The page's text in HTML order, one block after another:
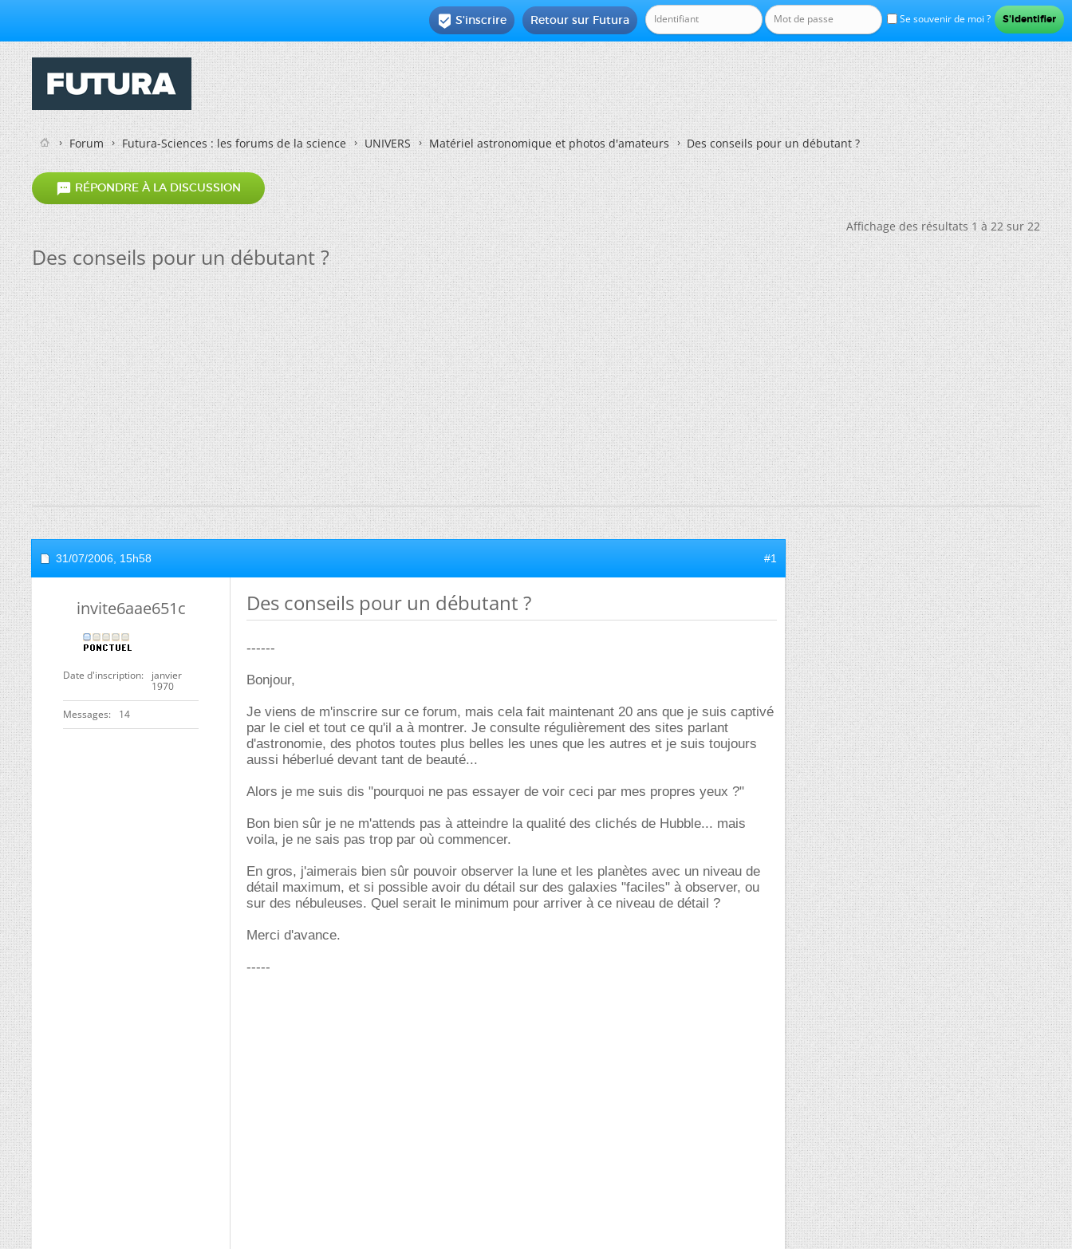
Se souvenir de moi ?
Retour sur Futura
 S'inscrire
Forum Futura-Sciences : les forums de la science UNIVERS Matériel astronomique et photos d'amateurs Des conseils pour un débutant ?
 RÉPONDRE À LA DISCUSSION
Affichage des résultats 1 à 22 sur 22
Des conseils pour un débutant ?
31/07/2006, 15h58 #1
invite6aae651c
Date d'inscription
janvier
1970
Messages 14
Des conseils pour un débutant ?
------
Bonjour,
Je viens de m'inscrire sur ce forum, mais cela fait maintenant 20 ans que je suis captivé
par le ciel et tout ce qu'il a à montrer. Je consulte régulièrement des sites parlant
d'astronomie, des photos toutes plus belles les unes que les autres et je suis toujours
aussi héberlué devant tant de beauté...
Alors je me suis dis "pourquoi ne pas essayer de voir ceci par mes propres yeux ?"
Bon bien sûr je ne m'attends pas à atteindre la qualité des clichés de Hubble... mais
voila, je ne sais pas trop par où commencer.
En gros, j'aimerais bien sûr pouvoir observer la lune et les planètes avec un niveau de
détail maximum, et si possible avoir du détail sur des galaxies "faciles" à observer, ou
sur des nébuleuses. Quel serait le minimum pour arriver à ce niveau de détail ?
Merci d'avance.
-----